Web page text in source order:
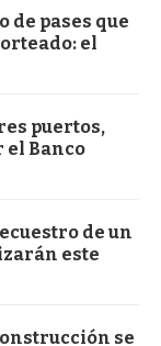
de pases que
el
puertos,
el Banco
de un
este
se